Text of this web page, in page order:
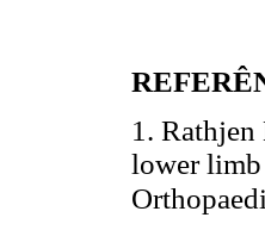
1.
lower limb